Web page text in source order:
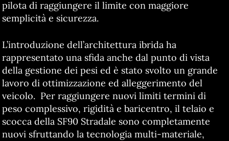
pilota di raggiungere il limite con maggiore
semplicità e sicurezza.
L’introduzione dell’architettura ibrida ha
rappresentato una sfida anche dal punto di vista
della gestione dei pesi ed è stato svolto un grande
lavoro di ottimizzazione ed alleggerimento del
veicolo. Per raggiungere nuovi limiti termini di
peso complessivo, rigidità e baricentro, il telaio e
scocca della SF90 Stradale sono completamente
nuovi sfruttando la tecnologia multi-materiale,